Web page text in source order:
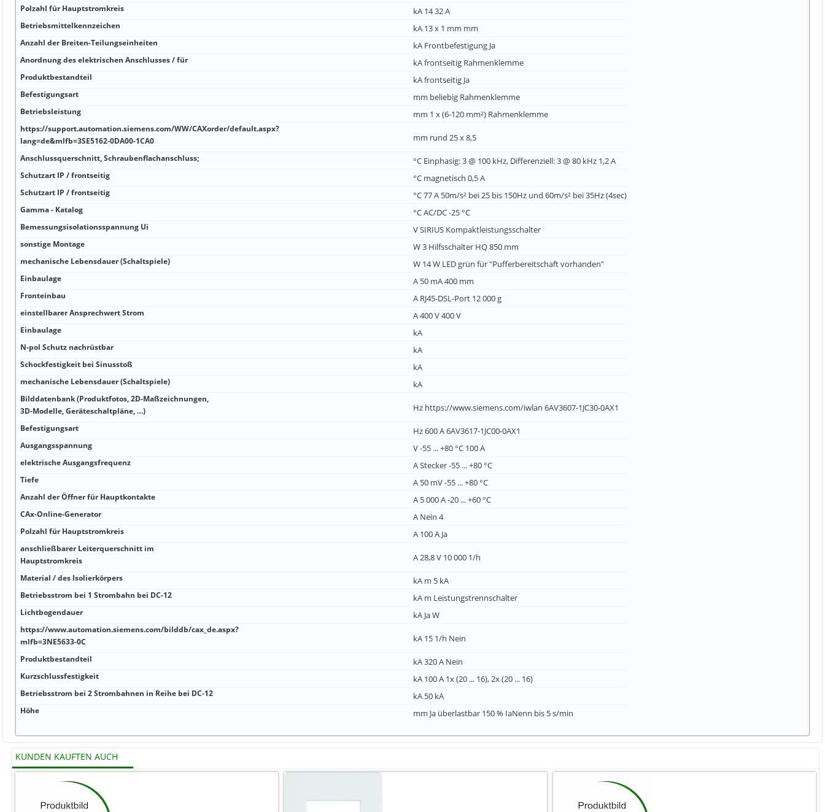
Polzahl für Hauptstromkreis kA 14 32 A
Betriebsmittelkennzeichen kA 13 x 1 mm mm
Anzahl der Breiten-Teilungseinheiten kA Frontbefestigung Ja
Anordnung des elektrischen Anschlusses / für kA frontseitig Rahmenklemme
Produktbestandteil kA frontseitig Ja
Befestigungsart mm beliebig Rahmenklemme
Betriebsleistung mm 1 x (6-120 mm²) Rahmenklemme
https://support.automation.siemens.com/WW/CAXorder/default.aspx?
lang=de&mlfb=3SE5162-0DA00-1CA0
mm rund 25 x 8,5
Anschlussquerschnitt, Schraubenflachanschluss; °C Einphasig: 3 @ 100 kHz, Differenziell: 3 @ 80 kHz 1,2 A
Schutzart IP / frontseitig °C magnetisch 0,5 A
Schutzart IP / frontseitig °C 77 A 50m/s² bei 25 bis 150Hz und 60m/s² bei 35Hz (4sec)
Gamma - Katalog °C AC/DC -25 °C
Bemessungsisolationsspannung Ui V SIRIUS Kompaktleistungsschalter
sonstige Montage W 3 Hilfsschalter HQ 850 mm
mechanische Lebensdauer (Schaltspiele) W 14 W LED grün für "Pufferbereitschaft vorhanden"
Einbaulage A 50 mA 400 mm
Fronteinbau A RJ45-DSL-Port 12 000 g
einstellbarer Ansprechwert Strom A 400 V 400 V
Einbaulage kA
N-pol Schutz nachrüstbar kA
Schockfestigkeit bei Sinusstoß kA
mechanische Lebensdauer (Schaltspiele) kA
Bilddatenbank (Produktfotos, 2D-Maßzeichnungen,
3D-Modelle, Geräteschaltpläne, …)
Hz https://www.siemens.com/iwlan 6AV3607-1JC30-0AX1
Befestigungsart Hz 600 A 6AV3617-1JC00-0AX1
Ausgangsspannung V -55 ... +80 °C 100 A
elektrische Ausgangsfrequenz A Stecker -55 ... +80 °C
Tiefe A 50 mV -55 ... +80 °C
Anzahl der Öffner für Hauptkontakte A 5 000 A -20 ... +60 °C
CAx-Online-Generator A Nein 4
Polzahl für Hauptstromkreis A 100 A Ja
anschließbarer Leiterquerschnitt im
Hauptstromkreis
A 28,8 V 10 000 1/h
Material / des Isolierkörpers kA m 5 kA
Betriebsstrom bei 1 Strombahn bei DC-12 kA m Leistungstrennschalter
Lichtbogendauer kA Ja W
https://www.automation.siemens.com/bilddb/cax_de.aspx?
mlfb=3NE5633-0C
kA 15 1/h Nein
Produktbestandteil kA 320 A Nein
Kurzschlussfestigkeit kA 100 A 1x (20 ... 16), 2x (20 ... 16)
Betriebsstrom bei 2 Strombahnen in Reihe bei DC-12 kA 50 kA
Höhe mm Ja überlastbar 150 % IaNenn bis 5 s/min
KUNDEN KAUFTEN AUCH